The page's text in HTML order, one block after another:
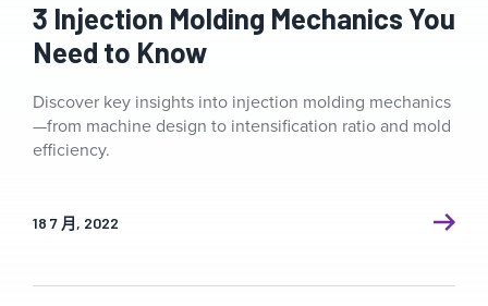
3 Injection Molding Mechanics You
Need to Know
Discover key insights into injection molding mechanics
—from machine design to intensification ratio and mold
efficiency.
18 7 月, 2022